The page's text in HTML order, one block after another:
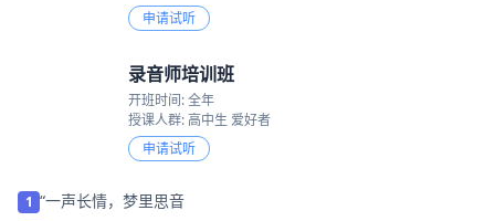
申请试听
录音师培训班
开班时间: 全年
授课人群: 高中生 爱好者
申请试听
1 “一声长情，梦里思音